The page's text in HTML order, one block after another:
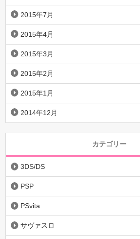
2015年7月
2015年4月
2015年3月
2015年2月
2015年1月
2014年12月
カテゴリー
3DS/DS
PSP
PSvita
サヴァスロ